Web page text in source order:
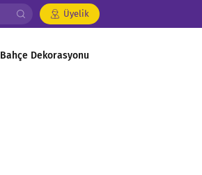
Üyelik
Bahçe Dekorasyonu